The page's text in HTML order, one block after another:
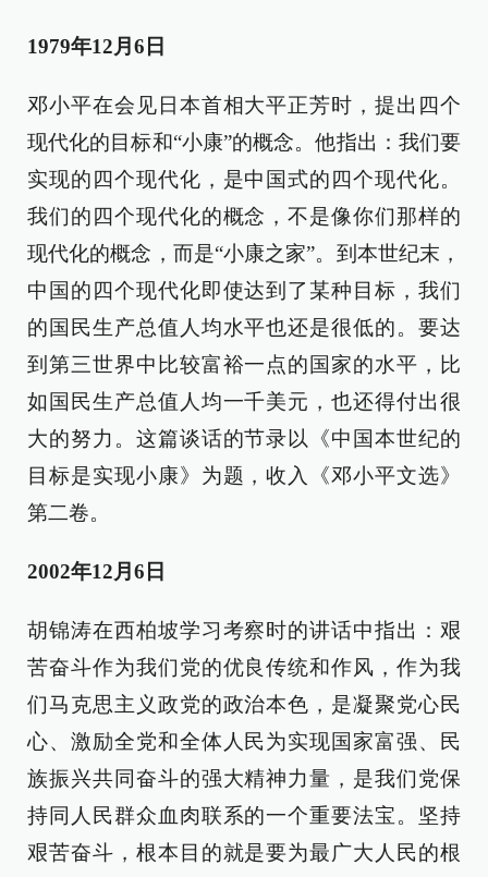
1979年12月6日
邓小平在会见日本首相大平正芳时，提出四个
现代化的目标和“小康”的概念。他指出：我们要
实现的四个现代化，是中国式的四个现代化。
我们的四个现代化的概念，不是像你们那样的
现代化的概念，而是“小康之家”。到本世纪末，
中国的四个现代化即使达到了某种目标，我们
的国民生产总值人均水平也还是很低的。要达
到第三世界中比较富裕一点的国家的水平，比
如国民生产总值人均一千美元，也还得付出很
大的努力。这篇谈话的节录以《中国本世纪的
目标是实现小康》为题，收入《邓小平文选》
第二卷。
2002年12月6日
胡锦涛在西柏坡学习考察时的讲话中指出：艰
苦奋斗作为我们党的优良传统和作风，作为我
们马克思主义政党的政治本色，是凝聚党心民
心、激励全党和全体人民为实现国家富强、民
族振兴共同奋斗的强大精神力量，是我们党保
持同人民群众血肉联系的一个重要法宝。坚持
艰苦奋斗，根本目的就是要为最广大人民的根